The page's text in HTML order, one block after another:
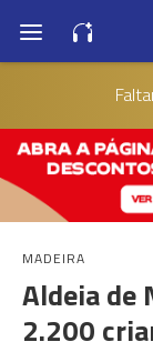
MADEIRA
Aldeia de
2.200